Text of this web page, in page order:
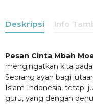
Deskripsi Info
Pesan Cinta Mbah
mengingatkan kita
Seorang ayah bagi
Islam Indonesia, tetapi
guru, yang dengan